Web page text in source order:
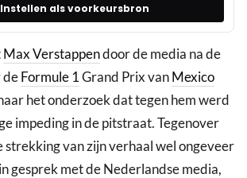
Instellen als voorkeursbron
Max Verstappendoor de media na de
deFormule 1Grand Prix vanMexico
het onderzoek dat tegen hem werd
impeding in de pitstraat. Tegenover
strekking van zijn verhaal wel ongeveer
gesprek met de Nederlandse media,